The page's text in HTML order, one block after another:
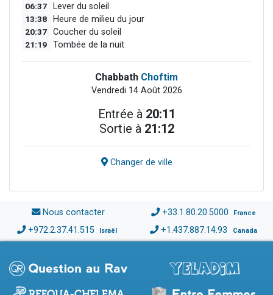
06:37 Lever du soleil
13:38 Heure de milieu du jour
20:37 Coucher du soleil
21:19 Tombée de la nuit
Chabbath Choftim
Vendredi 14 Août 2026
Entrée à 20:11
Sortie à 21:12
Changer de ville
Nous contacter +33.1.80.20.5000 France
+972.2.37.41.515 Israël +1.437.887.14.93 Canada